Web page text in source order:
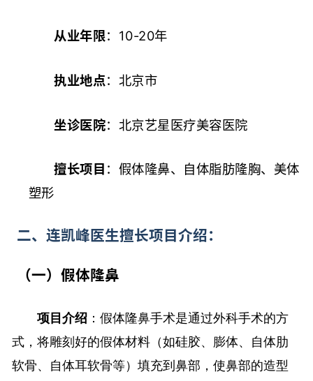
从业年限：10-20年
执业地点：北京市
坐诊医院：北京艺星医疗美容医院
擅长项目 ：假体隆鼻、自体脂肪隆胸、美体
塑形
二、连凯峰医生擅长项目介绍：
（一）假体隆鼻
项目介绍 ：假体隆鼻手术是通过外科手术的方
式，将雕刻好的假体材料（如硅胶、膨体、自体肋
软骨、自体耳软骨等）填充到鼻部，使鼻部的造型